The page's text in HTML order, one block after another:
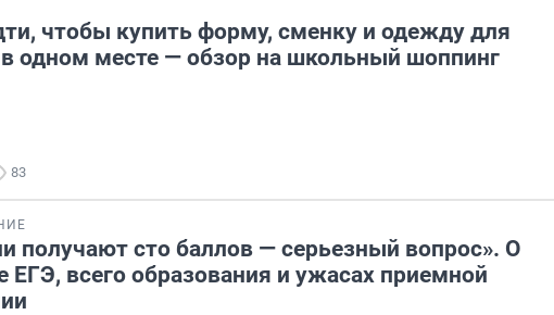
чтобы купить форму, сменку и одежду для
одном месте — обзор на школьный шоппинг
83
получают сто баллов — серьезный вопрос». О
ЕГЭ, всего образования и ужасах приемной